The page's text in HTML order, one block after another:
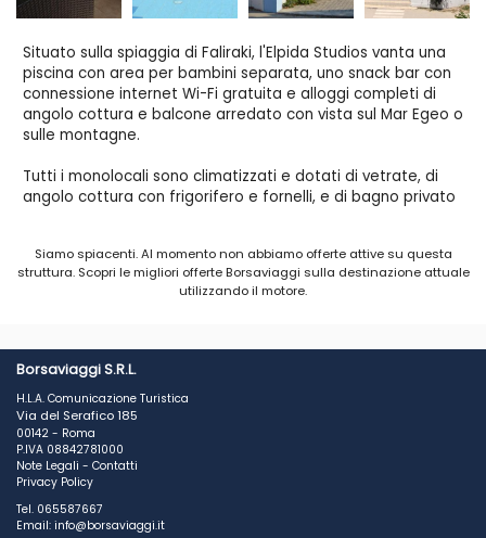
Situato sulla spiaggia di Faliraki, l'Elpida Studios vanta una
piscina con area per bambini separata, uno snack bar con
connessione internet Wi-Fi gratuita e alloggi completi di
angolo cottura e balcone arredato con vista sul Mar Egeo o
sulle montagne.
Tutti i monolocali sono climatizzati e dotati di vetrate, di
angolo cottura con frigorifero e fornelli, e di bagno privato
Immerso in un curatissimo giardino, lo snack bar a bordo
piscina serve pasti leggeri e drink rinfrescanti, mentre a soli
7 minuti a piedi dalla struttura avrete modo di visitare una
Il personale della reception dell'Elpida Beach Studios,
aperta 24 ore su 24, sarà lieto di assistervi con il servizio di
autonoleggio per esplorare la città di Rodi, situata a 15 km
dalla struttura. La struttura sorge inoltre a 15 minuti a piedi
dal vivace centro di Faliraki, a 35 km dal pittoresco villaggio
di Lindos e a 17 km dall'Aeroporto Internazionale di
Diagoras, e offre il parcheggio in loco gratuito.
Siamo spiacenti. Al momento non abbiamo offerte attive su questa
struttura. Scopri le migliori offerte Borsaviaggi sulla destinazione attuale
utilizzando il motore.
Borsaviaggi S.R.L.
H.L.A. Comunicazione Turistica
Via del Serafico 185
00142 - Roma
P.IVA 08842781000
Note Legali - Contatti
Privacy Policy
Tel. 065587667
Email: info@borsaviaggi.it